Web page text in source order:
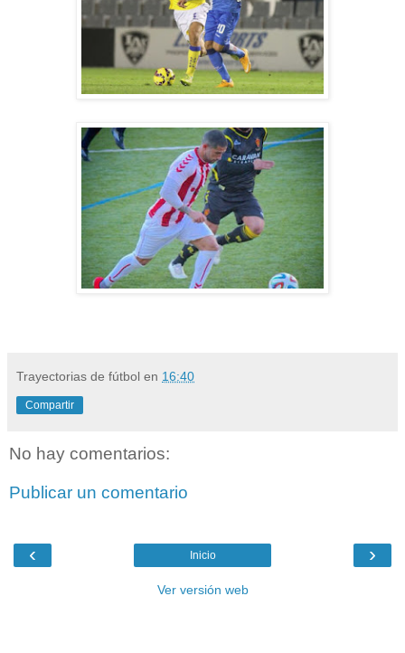
Trayectorias de fútbol en 16:40
Compartir
No hay comentarios:
Publicar un comentario
‹ ›
Inicio
Ver versión web